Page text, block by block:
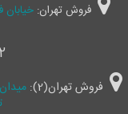
فروش تهران:
فروش تهران(2):